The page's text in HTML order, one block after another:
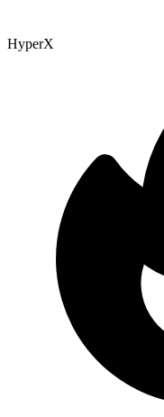
HyperX